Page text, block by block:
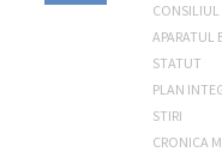
CONSILIUL
APARATUL
STATUT
PLAN
STIRI
CRONICA